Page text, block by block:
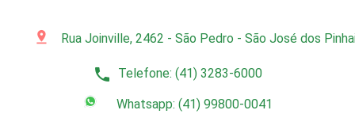
pin_drop Rua Joinville, 2462 - São Pedro - São José dos
phone Telefone: (41) 3283-6000
Whatsapp: (41) 99800-0041